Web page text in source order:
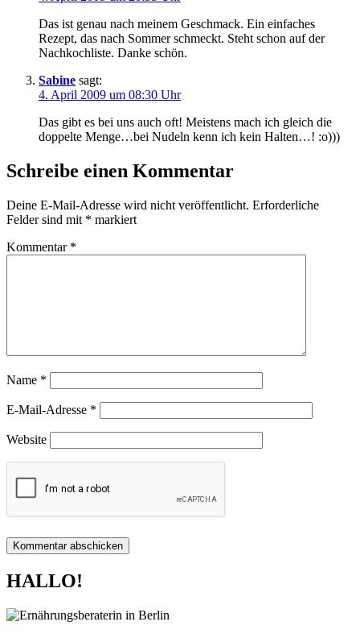
Das ist genau nach meinem Geschmack. Ein einfaches
Rezept, das nach Sommer schmeckt. Steht schon auf der
Nachkochliste. Danke schön.
Sabine sagt:
4. April 2009 um 08:30 Uhr
Das gibt es bei uns auch oft! Meistens mach ich gleich die
doppelte Menge…bei Nudeln kenn ich kein Halten…! :o)))
Schreibe einen Kommentar
Deine E-Mail-Adresse wird nicht veröffentlicht. Erforderliche
Felder sind mit * markiert
Kommentar *
Name *
E-Mail-Adresse *
Website
HALLO!